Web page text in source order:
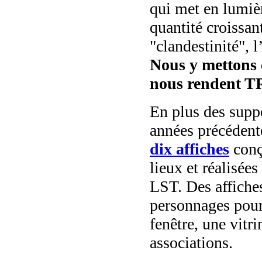
qui met en
quantité
"clandestinité",
Nous y
nous rendent
En plus des
années
dix affiches
lieux et
LST. Des
personnages
fenêtre, une
associations.